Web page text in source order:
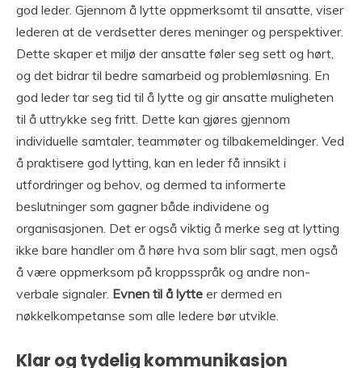
god leder. Gjennom å lytte oppmerksomt til ansatte, viser
lederen at de verdsetter deres meninger og perspektiver.
Dette skaper et miljø der ansatte føler seg sett og hørt,
og det bidrar til bedre samarbeid og problemløsning. En
god leder tar seg tid til å lytte og gir ansatte muligheten
til å uttrykke seg fritt. Dette kan gjøres gjennom
individuelle samtaler, teammøter og tilbakemeldinger. Ved
å praktisere god lytting, kan en leder få innsikt i
utfordringer og behov, og dermed ta informerte
beslutninger som gagner både individene og
organisasjonen. Det er også viktig å merke seg at lytting
ikke bare handler om å høre hva som blir sagt, men også
å være oppmerksom på kroppsspråk og andre non-
verbale signaler. Evnen til å lytte er dermed en
nøkkelkompetanse som alle ledere bør utvikle.
Klar og tydelig kommunikasjon